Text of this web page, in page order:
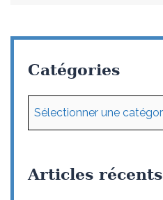
Catégories
Articles récents